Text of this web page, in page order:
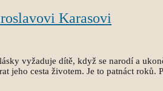
Karasovi
vyžaduje dítě, když se narodí a
jeho cesta životem. Je to patnáct roků.